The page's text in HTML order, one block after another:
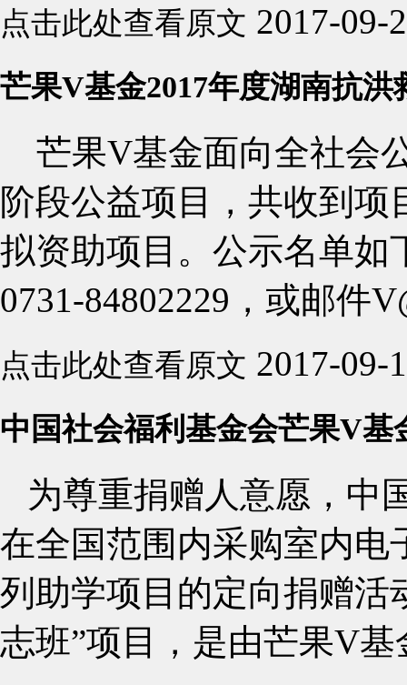
点击此处查看原文 2017-09-
芒果V基金2017年度湖南抗
芒果V基金面向全社会
阶段公益项目，共收到项
拟资助项目。公示名单
0731-84802229，或邮件
点击此处查看原文 2017-09-
中国社会福利基金会芒果V基
为尊重捐赠人意愿，中
在全国范围内采购室内电
列助学项目的定向捐赠
志班”项目，是由芒果V基